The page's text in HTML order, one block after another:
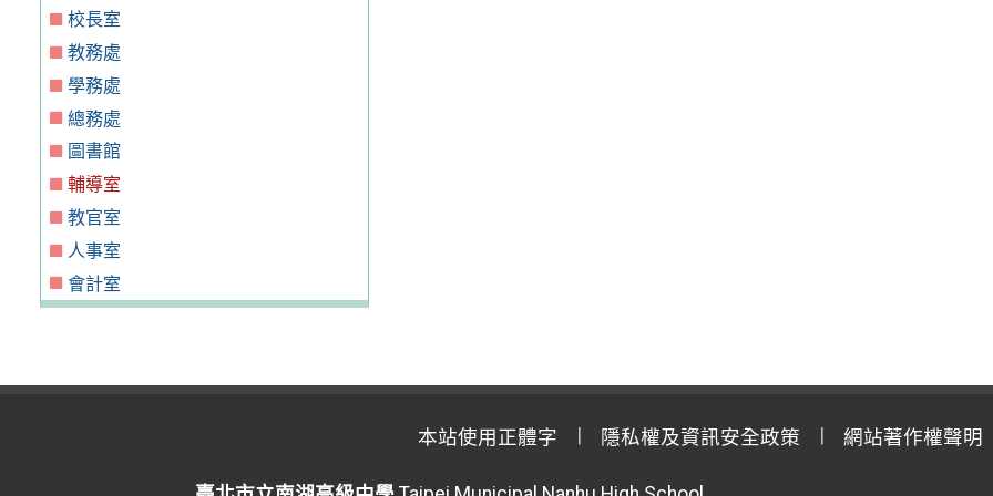
校長室
教務處
學務處
總務處
圖書館
輔導室
教官室
人事室
會計室
本站使用正體字 隱私權及資訊安全政策 網站著作權聲明